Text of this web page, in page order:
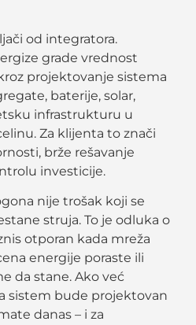
od integratora.
grade vrednost
projektovanje sistema
baterije, solar,
infrastrukturu u
Za klijenta to znači
brže rešavanje
investicije.
nije trošak koji se
struja. To je odluka o
otporan kada mreža
energije poraste ili
da stane. Ako već
sistem bude projektovan
danas – i za